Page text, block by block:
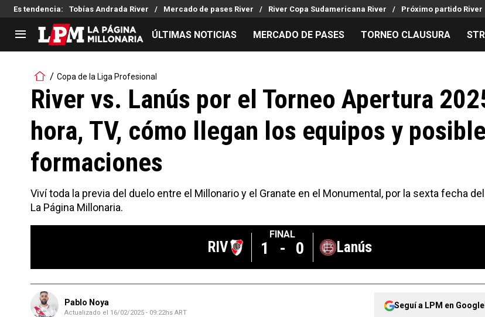
Es tendencia: Tobías Andrada River Mercado de pases River River Copa Sudamericana River Próximo partido River
LIGA PROFESIONAL
Noticias
Tabla de posiciones
Fixture
Reserva
TORNEOS
Copa Sudamericana
Copa Argentina
Selección Argentina
Mercado de Pases
Análisis tácticos
Juanfer Quintero
Chacho Coudet
Streaming
Entradas
Los goles de River
ÚLTIMAS NOTICIAS MERCADO DE PASES TORNEO CLAUSURA
Copa de la Liga Profesional
River vs. Lanús por el Torneo Apertura
hora, TV, cómo llegan los equipos y
formaciones
Viví toda la previa del duelo entre el Millonario y el Granate en el Monumental, por la sexta fecha
La Página Millonaria.
RIV
FINAL
1 - 0 Lanús
Pablo Noya
Actualizado el 16/02/2025 - 09:22hs ART
Seguí a LPM en